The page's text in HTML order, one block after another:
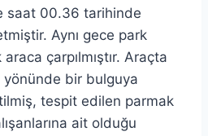
saat 00.36 tarihinde
Aynı gece park
çarpılmıştır. Araçta
yönünde bir bulguya
tespit edilen parmak
ait olduğu